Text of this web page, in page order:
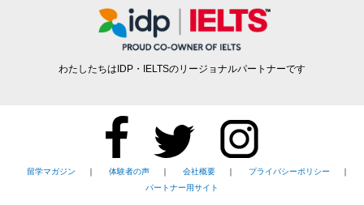
わたしたちはIDP・IELTSのリージョナルパートナーです
留学マガジン 体験者の声 会社概要 プライバシーポリシー
パートナー用サイト